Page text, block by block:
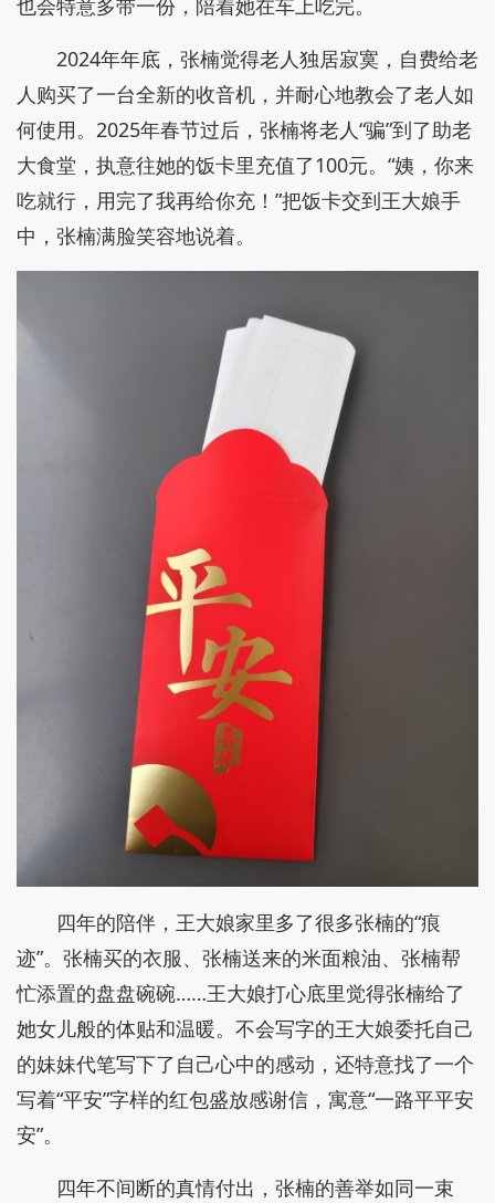
也会特意多带一份，陪着她在车上吃完。
2024年年底，张楠觉得老人独居寂寞，自费给老
人购买了一台全新的收音机，并耐心地教会了老人如
何使用。2025年春节过后，张楠将老人“骗”到了助老
大食堂，执意往她的饭卡里充值了100元。“姨，你来
吃就行，用完了我再给你充！”把饭卡交到王大娘手
中，张楠满脸笑容地说着。
四年的陪伴，王大娘家里多了很多张楠的“痕
迹”。张楠买的衣服、张楠送来的米面粮油、张楠帮
忙添置的盘盘碗碗……王大娘打心底里觉得张楠给了
她女儿般的体贴和温暖。不会写字的王大娘委托自己
的妹妹代笔写下了自己心中的感动，还特意找了一个
写着“平安”字样的红包盛放感谢信，寓意“一路平平安
安”。
四年不间断的真情付出，张楠的善举如同一束